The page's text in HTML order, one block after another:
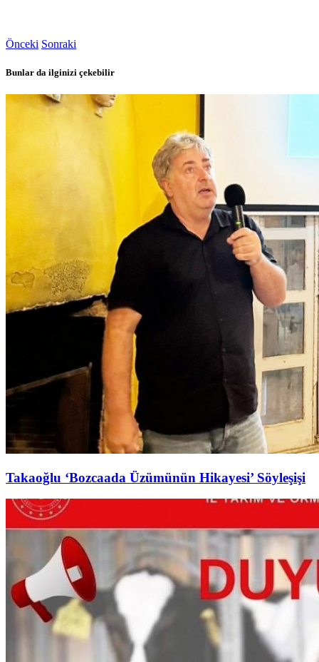
Önceki Sonraki
Bunlar da ilginizi çekebilir
Takaoğlu ‘Bozcaada Üzümünün Hikayesi’ Söyleşişi